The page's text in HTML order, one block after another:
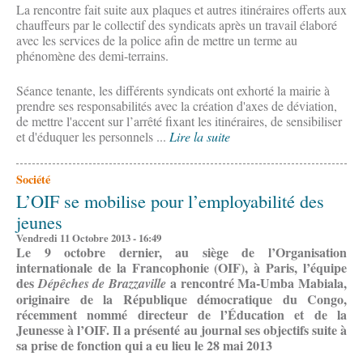
La rencontre fait suite aux plaques et autres itinéraires offerts aux
chauffeurs par le collectif des syndicats après un travail élaboré
avec les services de la police afin de mettre un terme au
phénomène des demi-terrains.
Séance tenante, les différents syndicats ont exhorté la mairie à
prendre ses responsabilités avec la création d'axes de déviation,
de mettre l'accent sur l’arrêté fixant les itinéraires, de sensibiliser
et d'éduquer les personnels ... Lire la suite
Société
L’OIF se mobilise pour l’employabilité des
jeunes
Vendredi 11 Octobre 2013 - 16:49
Le 9 octobre dernier, au siège de l’Organisation
internationale de la Francophonie (OIF), à Paris, l’équipe
desDépêches de Brazzaville a rencontré Ma-Umba Mabiala,
originaire de la République démocratique du Congo,
récemment nommé directeur de l’Éducation et de la
Jeunesse à l’OIF. Il a présenté au journal ses objectifs suite à
sa prise de fonction qui a eu lieu le 28 mai 2013